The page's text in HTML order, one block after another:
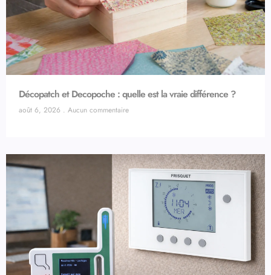
Décopatch et Decopoche : quelle est la vraie différence ?
août 6, 2026 Aucun commentaire